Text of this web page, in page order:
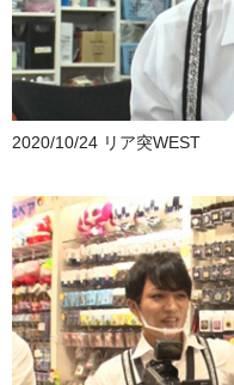
2020/10/24 リア突WEST